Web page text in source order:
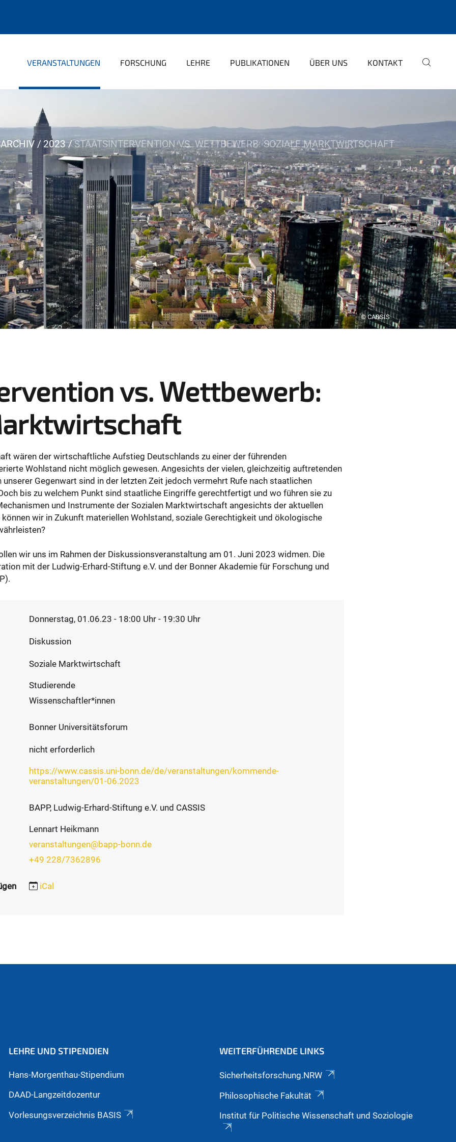
VERANSTALTUNGEN FORSCHUNG LEHRE PUBLIKATIONEN ÜBER UNS KONTAKT
2023 STAATSINTERVENTION VS. WETTBEWERB: SOZIALE MARKTWIRTSCHAFT
© CASSIS
vs. Wettbewerb:
wären der wirtschaftliche Aufstieg Deutschlands zu einer der führenden
Wohlstand nicht möglich gewesen. Angesichts der vielen, gleichzeitig auftretenden
Gegenwart sind in der letzten Zeit jedoch vermehrt Rufe nach staatlichen
bis zu welchem Punkt sind staatliche Eingriffe gerechtfertigt und wo führen sie zu
und Instrumente der Sozialen Marktwirtschaft angesichts der aktuellen
wir in Zukunft materiellen Wohlstand, soziale Gerechtigkeit und ökologische
wir uns im Rahmen der Diskussionsveranstaltung am 01. Juni 2023 widmen. Die
mit der Ludwig-Erhard-Stiftung e.V. und der Bonner Akademie für Forschung und
Donnerstag, 01.06.23 - 18:00 Uhr - 19:30 Uhr
Diskussion
Soziale Marktwirtschaft
Studierende
Wissenschaftler*innen
Bonner Universitätsforum
nicht erforderlich
https://www.cassis.uni-bonn.de/de/veranstaltungen/kommende-
veranstaltungen/01-06.2023
BAPP, Ludwig-Erhard-Stiftung e.V. und CASSIS
Lennart Heikmann
veranstaltungen@bapp-bonn.de
+49 228/7362896
iCal
LEHRE UND STIPENDIEN
Hans-Morgenthau-Stipendium
DAAD-Langzeitdozentur
Vorlesungsverzeichnis BASIS
WEITERFÜHRENDE LINKS
Sicherheitsforschung.NRW
Philosophische Fakultät
Institut für Politische Wissenschaft und Soziologie